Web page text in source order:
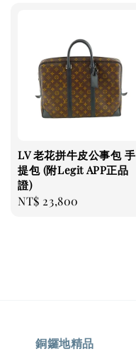
LV 老花拼牛皮公事包 手
提包 (附Legit APP正品
證)
Regular
NT$ 23,800
銅鑼地精品